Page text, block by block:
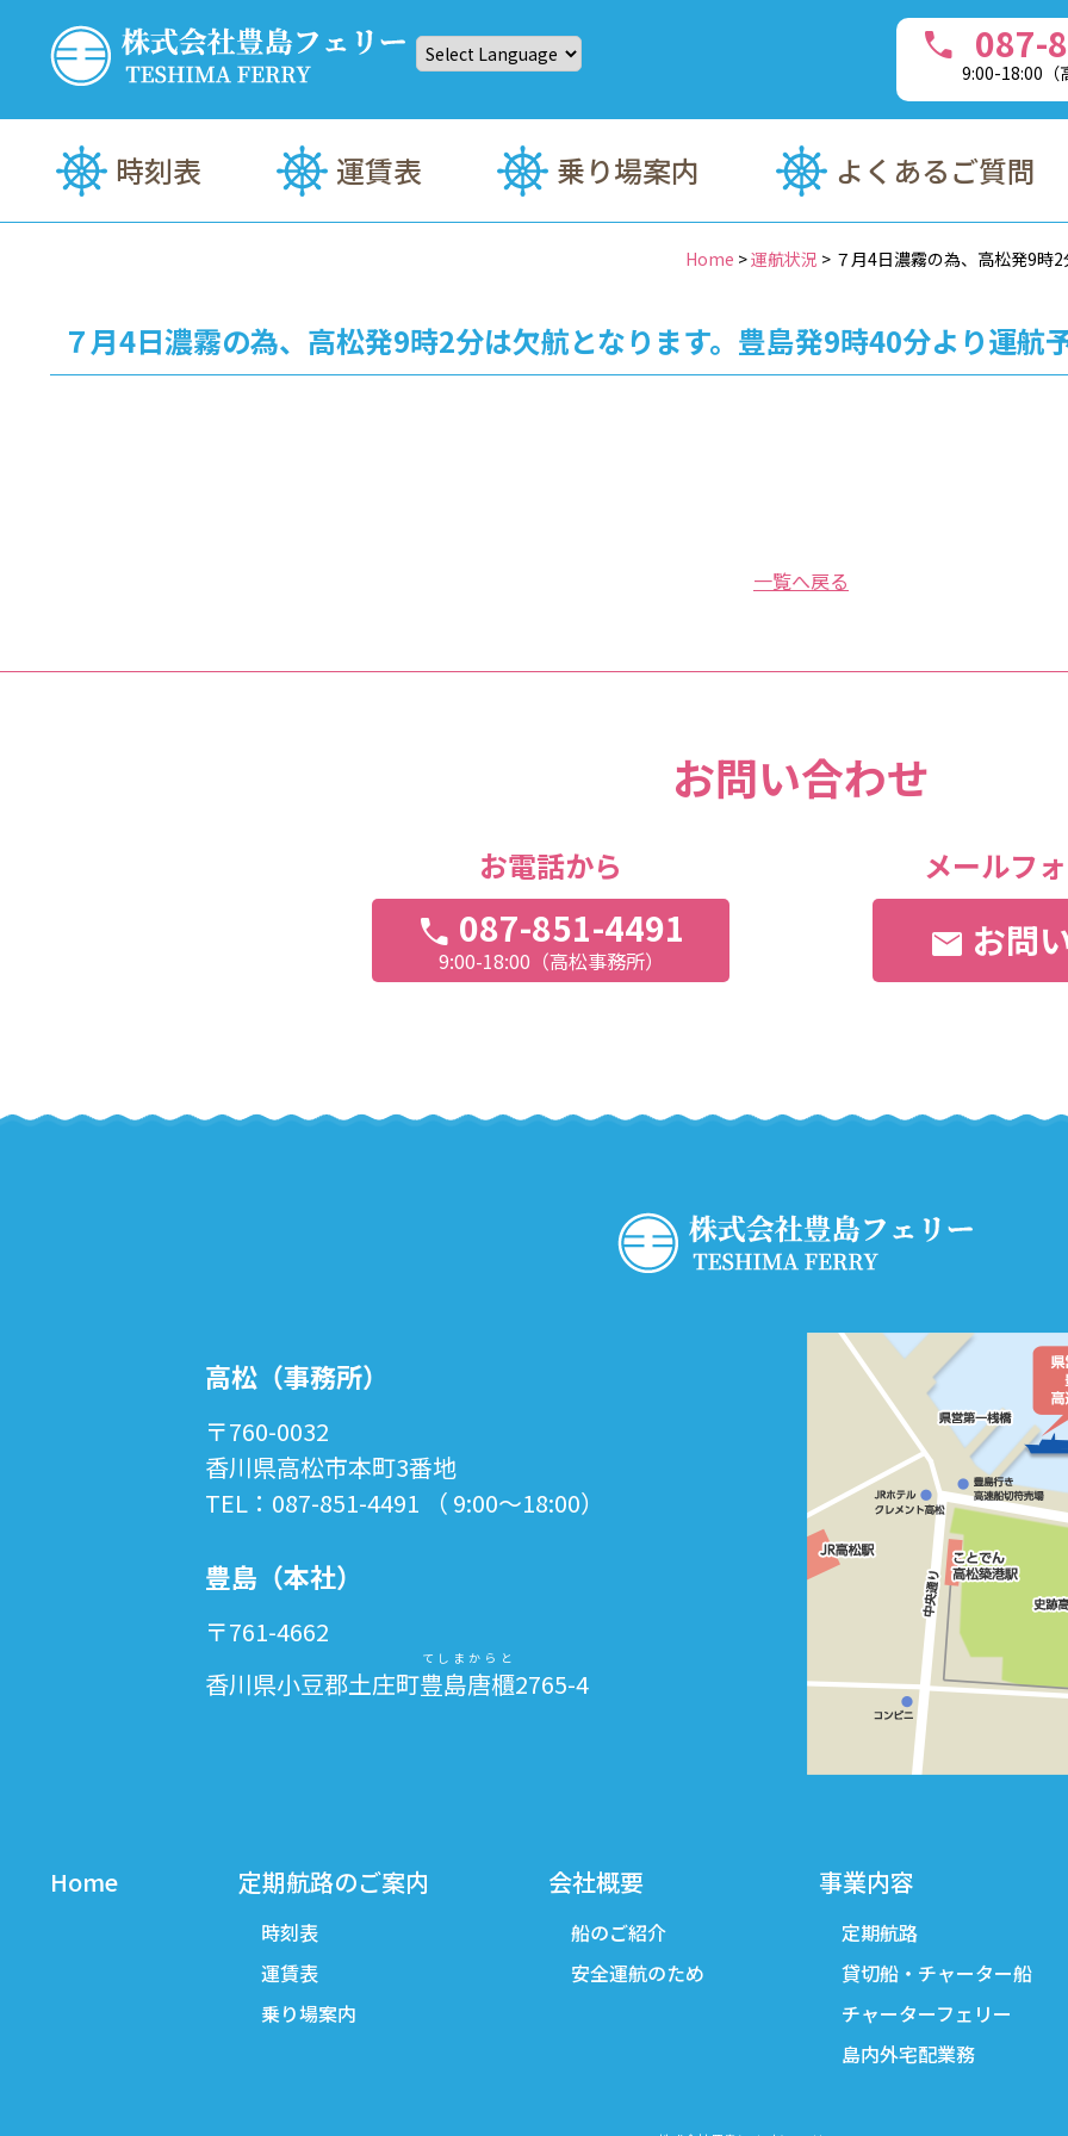
content
株式会社豊島(てしま)フェリー
高松⇔豊島(てしま)まで約35分！定期船・海上タクシー・フェリーチャーターのことなら、豊島(てしま)フェリーへ
call 087-
9:00-18:00（
時刻表 運賃表 乗り場案内 よくあるご質問
Home >運航状況 > ７月4日濃霧の為、高松発9時
７月4日濃霧の為、高松発9時2分は欠航となります。豊島発9時40分より運航
一覧へ戻る
お問い合わせ
お電話から
call 087-851-4491
9:00-18:00（高松事務所）
メールフ
mail お問
高松（事務所）
〒760-0032
香川県高松市本町3番地
TEL：087-851-4491 （ 9:00～18:00）
豊島（本社）
〒761-4662
香川県小豆郡土庄町豊島唐櫃
てしまからと
2765-4
Home 定期航路のご案内
時刻表
運賃表
乗り場案内
会社概要
船のご紹介
安全運航のため
事業内容
定期航路
貸切船・チャーター船
チャーターフェリー
島内外宅配業務